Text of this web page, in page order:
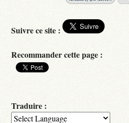
Suivre ce site :
Recommander cette page :
Traduire :